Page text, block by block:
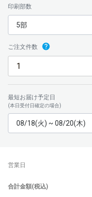
印刷部数
5部
ご注文件数
最短お届け予定日
(本日受付日確定の場合)
08/18(火) ~ 08/20(木)
営業日
合計金額(税込)